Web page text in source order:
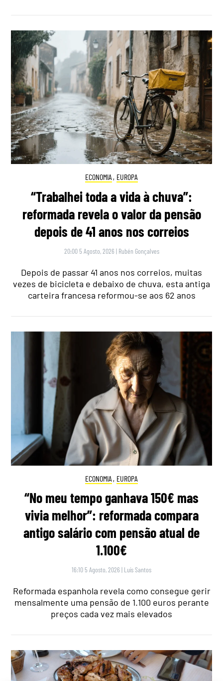
ECONOMIA , EUROPA
“Trabalhei toda a vida à chuva”:
reformada revela o valor da pensão
depois de 41 anos nos correios
20:00 5 Agosto, 2026 | Rubén Gonçalves
Depois de passar 41 anos nos correios, muitas
vezes de bicicleta e debaixo de chuva, esta antiga
carteira francesa reformou-se aos 62 anos
ECONOMIA , EUROPA
“No meu tempo ganhava 150€ mas
vivia melhor”: reformada compara
antigo salário com pensão atual de
1.100€
16:10 5 Agosto, 2026 | Luís Santos
Reformada espanhola revela como consegue gerir
mensalmente uma pensão de 1.100 euros perante
preços cada vez mais elevados